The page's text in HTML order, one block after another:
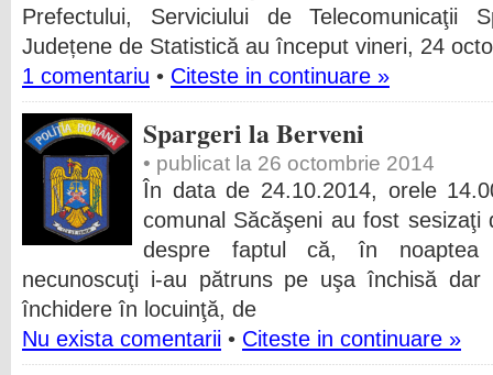
Prefectului, Serviciului de Telecomunicaţii
Județene de Statistică au început vineri, 24
1 comentariu • Citeste in continuare »
Spargeri la Berveni
• publicat la 26 octombrie 2014
În data de 24.10.2014, orele
comunal Săcăşeni au fost
despre faptul că, în noaptea
necunoscuţi i-au pătruns pe uşa închisă dar
închidere în locuinţă, de
Nu exista comentarii • Citeste in continuare »